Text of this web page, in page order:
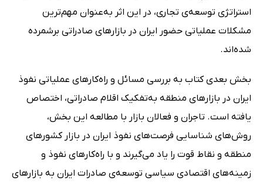
استراتژی توسعه‌ی تجاری، در این اثر به‌عنوان مهم‌ترین
مشکلات عملیاتی حضور ایران در بازارهای صادراتی برشمرده
شده‌اند.
بخش بعدی کتاب به بررسی مسائل و راه‌کارهای عملیاتی نفوذ
ایران در بازارهای منطقه به‌تفکیک اقلام صادراتی، اختصاص
یافته است. تاجران و فعالان بازار با مطالعه‌ این بخش،
روش‌های شناسایی فرصت‌های نفوذ ایران در بازار کشورهای
منطقه و نقاط قوت را یاد می‌گیرند و با راه‌کارهای نفوذ و
زمینه‌های اقتصادی سیاسی توسعه‌ی صادرات ایران به بازارهای